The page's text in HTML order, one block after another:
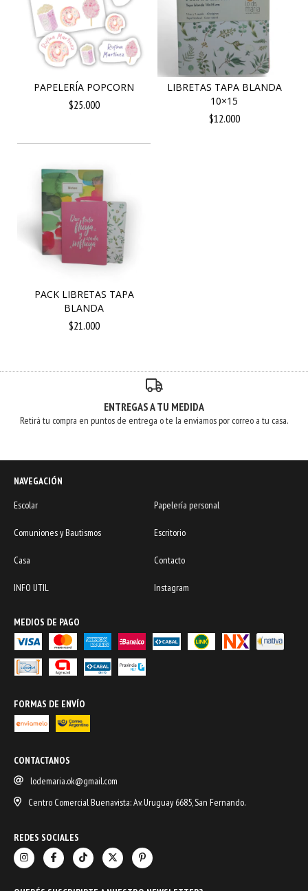
PAPELERÍA POPCORN
$25.000
LIBRETAS TAPA BLANDA
10×15
$12.000
PACK LIBRETAS TAPA
BLANDA
$21.000
ENTREGAS A TU MEDIDA
Retirá tu compra en puntos de entrega o te la enviamos por correo a tu casa.
NAVEGACIÓN
Escolar
Papelería personal
Comuniones y Bautismos Escritorio
Casa Contacto
INFO UTIL Instagram
MEDIOS DE PAGO
FORMAS DE ENVÍO
CONTACTANOS
lodemaria.ok@gmail.com
Centro Comercial Buenavista: Av. Uruguay 6685, San Fernando.
REDES SOCIALES